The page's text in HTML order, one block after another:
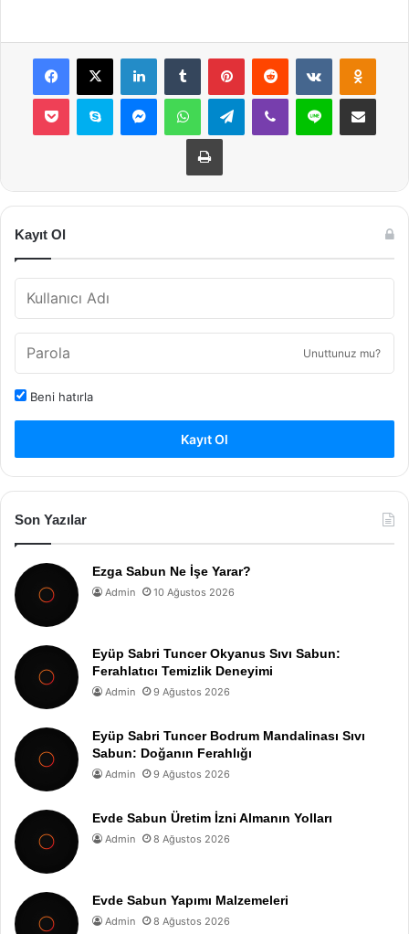
Facebook
X LinkedInTumblr PinterestReddit VKontakte
Pocket Skype MessengerWhatsAppTelegramViber Line E-Posta ile
Yazdır
Kayıt Ol
Unuttunuz mu?
Beni hatırla
Kayıt Ol
Son Yazılar
Ezga Sabun Ne İşe Yarar?
Admin 10 Ağustos 2026
Eyüp Sabri Tuncer Okyanus Sıvı Sabun:
Ferahlatıcı Temizlik Deneyimi
Admin 9 Ağustos 2026
Eyüp Sabri Tuncer Bodrum Mandalinası Sıvı
Sabun: Doğanın Ferahlığı
Admin 9 Ağustos 2026
Evde Sabun Üretim İzni Almanın Yolları
Admin 8 Ağustos 2026
Evde Sabun Yapımı Malzemeleri
Admin 8 Ağustos 2026